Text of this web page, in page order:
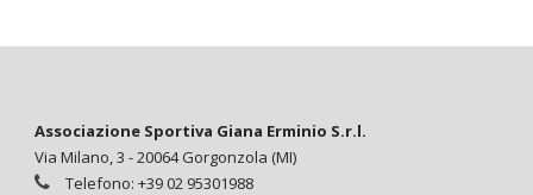
Associazione Sportiva Giana Erminio S.r.l.
Via Milano, 3 - 20064 Gorgonzola (MI)
Telefono: +39 02 95301988